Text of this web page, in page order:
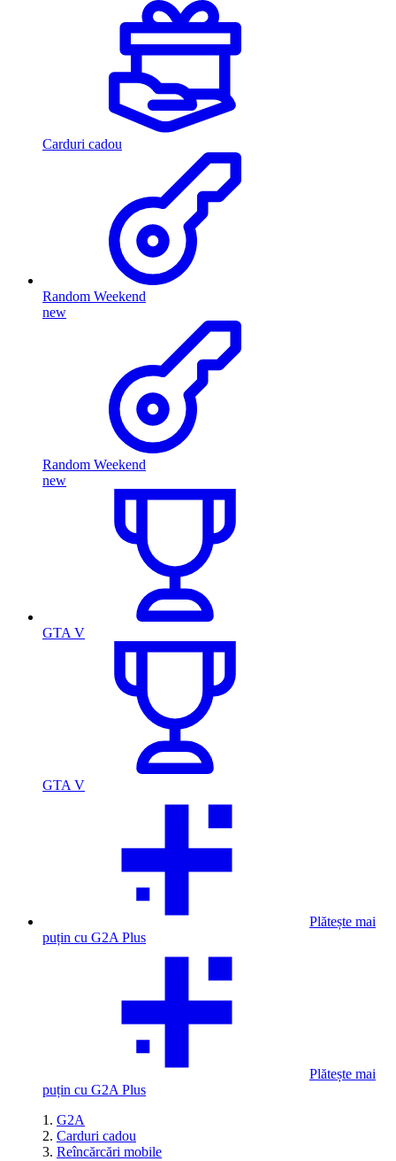
Carduri cadou
Random Weekend
new
Random Weekend
new
GTA V
GTA V
Plătește mai
puțin cu G2A Plus
Plătește mai
puțin cu G2A Plus
G2A
Carduri cadou
Reîncărcări mobile